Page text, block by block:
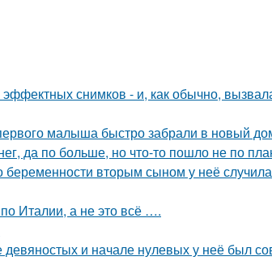
снимков - и, как обычно,
малыша быстро забрали в новый
да по больше, но что-то пошло не по
беременности вторым сыном у неё
Италии, а не это всё ….
и начале нулевых у неё был